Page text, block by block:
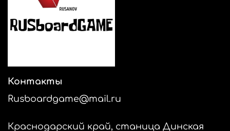
Контакты
Rusboardgame@mail.ru
Краснодарский край, станица Динская